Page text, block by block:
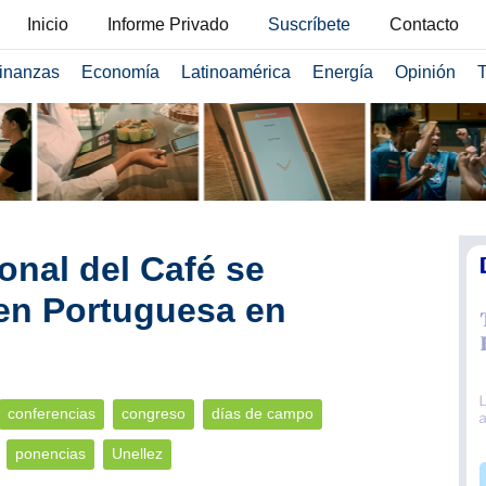
Inicio Informe Privado Suscríbete Contacto
Economía Latinoamérica Energía Opinión
del Café se
Portuguesa en
conferencias congreso días de campo
ponencias Unellez